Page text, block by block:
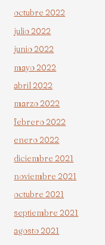
octubre 2022
julio 2022
junio 2022
mayo 2022
abril 2022
marzo 2022
febrero 2022
enero 2022
diciembre 2021
noviembre 2021
octubre 2021
septiembre 2021
agosto 2021